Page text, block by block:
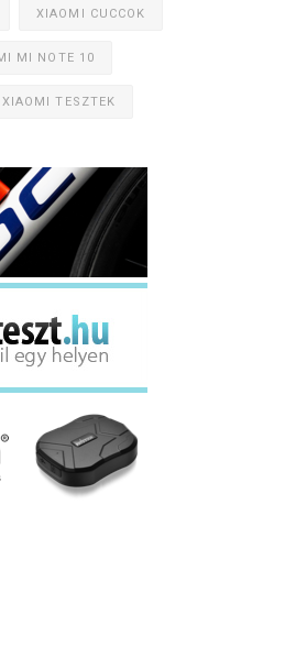
XIAOMI CUCCOK
MI NOTE 10
XIAOMI TESZTEK